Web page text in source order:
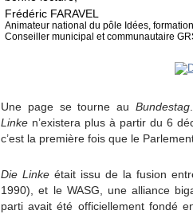
Frédéric FARAVEL
Animateur national du pôle Idées,
Conseiller municipal et communautaire
Une page se tourne au Bundestag
Linke n’existera plus à partir du 6
c’est la première fois que le
Die Linke était issu de la fusion
1990), et le WASG, une alliance
parti avait été officiellement fondé